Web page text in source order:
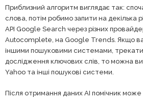
Приблизний алгоритм виглядає так:
слова, потім робимо запити на декілька
API Google Search через різних
Autocomplete, на Google Trends. Якщо
іншими пошуковими системами,
дослідження ключових слів, то можна
Yahoo та інші пошукові системи.
Після отримання даних AI помічник